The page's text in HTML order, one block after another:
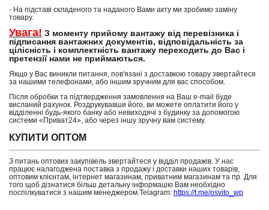
- На підставі складеного та наданого Вами акту ми зробимо заміну
товару.
Увага! З моменту прийому вантажу від перевізника і
підписання вантажних документів, відповідальність за
цілісність і комплектність вантажу переходить до Вас і
претензії нами не приймаються.
Якщо у Вас виникли питання, пов'язані з доставкою товару звертайтеся
за нашими телефонами, або іншим зручним для вас способом.
Після обробки та підтвердження замовлення на Ваш e-mail буде
висланий рахунок. Роздрукувавши його, ви можете оплатити його у
відділенні будь-якого банку або невиходячі з будинку за допомогою
системи «Приват24», або через іншу зручну вам систему.
КУПИТИ ОПТОМ
З питань оптових закупівель звертайтеся у відділ продажів. У нас
працює налагоджена поставка з продажу і доставки наших товарів,
оптовим клієнтам, інтернет магазинам, приватним магазинам та пр. Для
того щоб дізнатися більш детальну інформацію Вам необхідно
поспілкуватися з нашим менеджером.Telagram: https://t.me/osvito_wp